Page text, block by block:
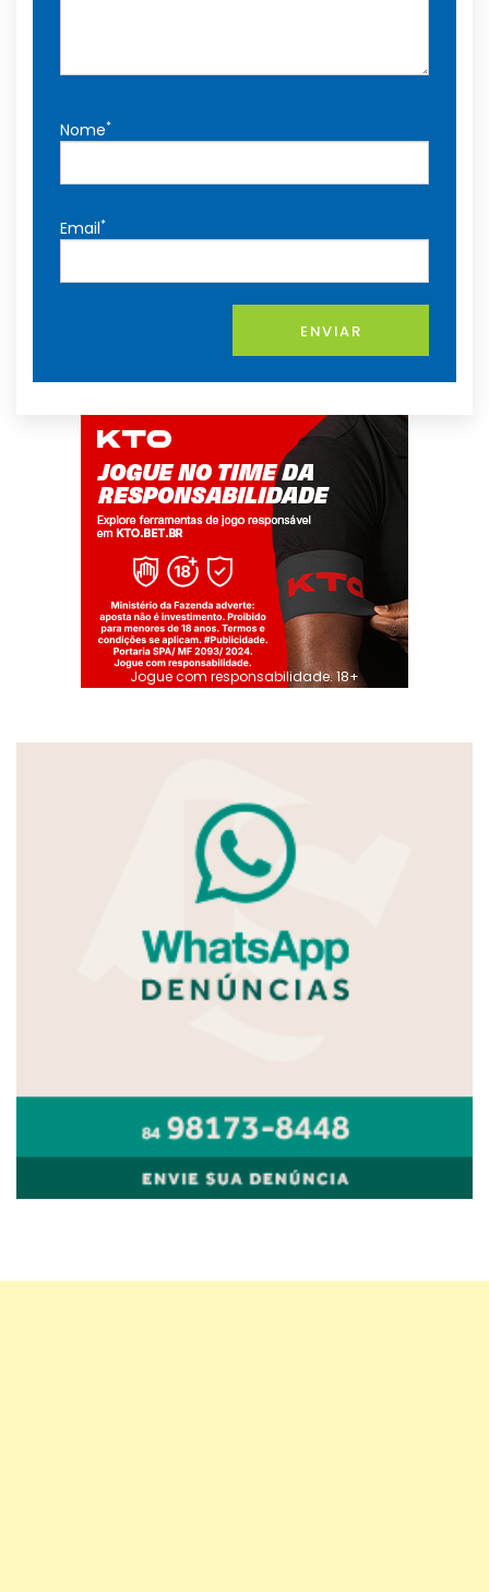
Nome*
Email*
ENVIAR
Jogue com responsabilidade. 18+